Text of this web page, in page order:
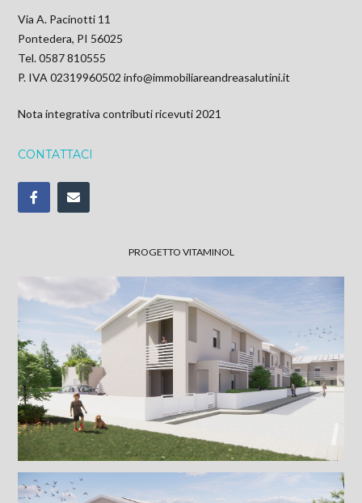
Via A. Pacinotti 11
Pontedera, PI 56025
Tel. 0587 810555
P. IVA 02319960502info@immobiliareandreasalutini.it
Nota integrativa contributi ricevuti 2021
CONTATTACI
PROGETTO VITAMINOL